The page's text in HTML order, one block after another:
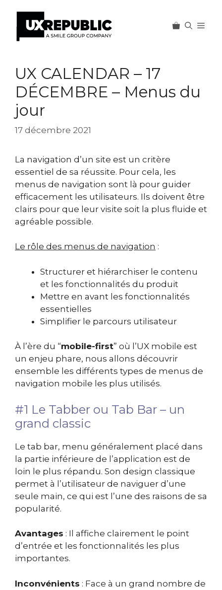
contenu
UX CALENDAR – 17
DÉCEMBRE – Menus du
jour
17 décembre 2021
La navigation d’un site est un critère
essentiel de sa réussite. Pour cela, les
menus de navigation sont là pour guider
efficacement les utilisateurs. Ils doivent être
clairs pour que leur visite soit la plus fluide et
agréable possible.
Le rôle des menus de navigation :
Structurer et hiérarchiser le contenu
et les fonctionnalités du produit
Mettre en avant les fonctionnalités
essentielles
Simplifier le parcours utilisateur
À l’ère du “mobile-first” où l’UX mobile est
un enjeu phare, nous allons découvrir
ensemble les différents types de menus de
navigation mobile les plus utilisés.
#1 Le Tabber ou Tab Bar – un
grand classic
Le tab bar, menu généralement placé dans
la partie inférieure de l’application est de
loin le plus répandu. Son design classique
permet à l’utilisateur de naviguer d’une
seule main, ce qui est l’une des raisons de sa
popularité.
Avantages : Il affiche clairement le point
d’entrée et les fonctionnalités les plus
importantes.
Inconvénients : Face à un grand nombre de